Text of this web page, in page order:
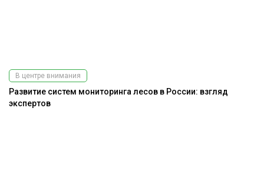
В центре внимания
Развитие систем мониторинга лесов в России: взгляд
экспертов